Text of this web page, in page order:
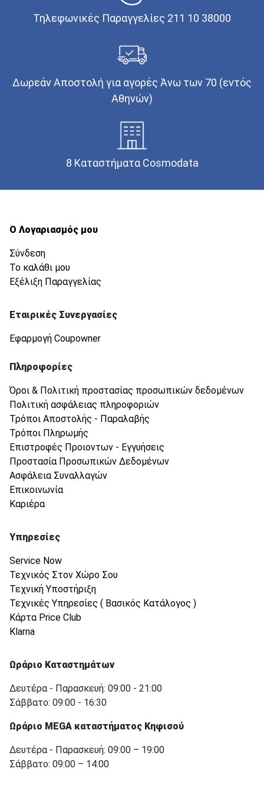
Τηλεφωνικές Παραγγελίες 211 10 38000
Δωρεάν Αποστολή για αγορές Άνω των 70 (εντός
Αθηνών)
8 Καταστήματα Cosmodata
Ο Λογαριασμός μου
Σύνδεση
Το καλάθι μου
Εξέλιξη Παραγγελίας
Εταιρικές Συνεργασίες
Εφαρμογή Coupowner
Πληροφορίες
Όροι & Πολιτική προστασίας προσωπικών δεδομένων
Πολιτική ασφάλειας πληροφοριών
Τρόποι Αποστολής - Παραλαβής
Τρόποι Πληρωμής
Επιστροφές Προιοντων - Εγγυήσεις
Προστασία Προσωπικών Δεδομένων
Ασφάλεια Συναλλαγών
Επικοινωνία
Καριέρα
Υπηρεσίες
Service Now
Τεχνικός Στον Χώρο Σου
Τεχνική Υποστήριξη
Τεχνικές Υπηρεσίες ( Βασικός Κατάλογος )
Κάρτα Price Club
Klarna
Ωράριο Καταστημάτων
Δευτέρα - Παρασκευή: 09:00 - 21:00
Σάββατο: 09:00 - 16:30
Ωράριο MEGA καταστήματος Κηφισού
Δευτέρα - Παρασκευή: 09:00 – 19:00
Σάββατο: 09:00 – 14:00